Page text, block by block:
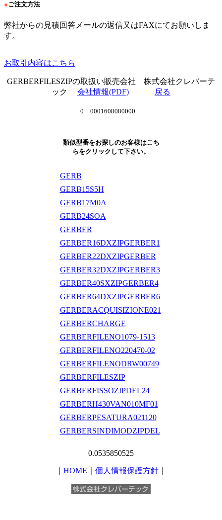
●ご注文方法
弊社からの見積回答メールの返信又はFAXにてお願いしま
す。
お取引内容はこちら
GERBERFILESZIPの取扱い販売会社 株式会社クレバーテ
ック 会社情報(PDF) 戻る
0 0001608080000
類似型番をお探しのお客様はこち
らをクリックして下さい。
GERB
GERB15S5H
GERB17M0A
GERB24SOA
GERBER
GERBER16DXZIPGERBER1
GERBER22DXZIPGERBER
GERBER32DXZIPGERBER3
GERBER40SXZIPGERBER4
GERBER64DXZIPGERBER6
GERBERACQUISIZIONE021
GERBERCHARGE
GERBERFILENO1079-1513
GERBERFILENO220470-02
GERBERFILENODRW00749
GERBERFILESZIP
GERBERFISSOZIPDEL24
GERBERH430VAN010MF01
GERBERPESATURA021120
GERBERSINDIMODZIPDEL
0.0535850525
HOME 個人情報保護方針